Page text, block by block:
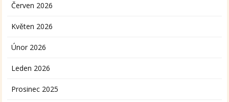
Červen 2026
Květen 2026
Únor 2026
Leden 2026
Prosinec 2025